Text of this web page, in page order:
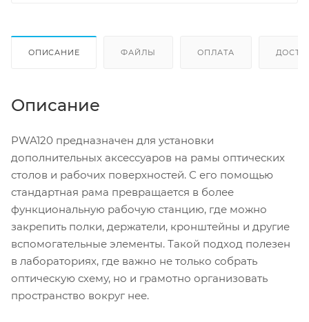
ОПИСАНИЕ ФАЙЛЫ ОПЛАТА
Описание
PWA120 предназначен для установки
дополнительных аксессуаров на рамы оптических
столов и рабочих поверхностей. С его помощью
стандартная рама превращается в более
функциональную рабочую станцию, где можно
закрепить полки, держатели, кронштейны и другие
вспомогательные элементы. Такой подход полезен
в лабораториях, где важно не только собрать
оптическую схему, но и грамотно организовать
пространство вокруг нее.